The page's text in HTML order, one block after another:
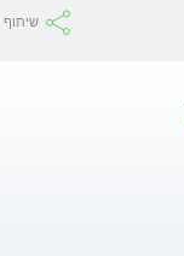
שיתוף